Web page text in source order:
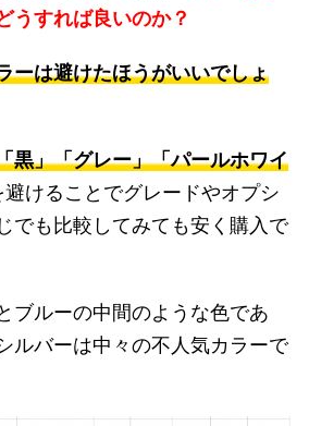
うすれば良いのか？
ーは避けたほうがいいでしょ
黒」「グレー」「パールホワイ
けることでグレードやオプシ
でも比較してみても安く購入で
ブルーの中間のような色であ
ルバーは中々の不人気カラーで